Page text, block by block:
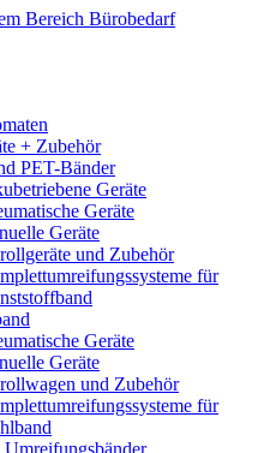
+ Zubehör
PET-Bänder
Geräte
Geräte
Geräte
und Zubehör
für
Geräte
Geräte
und Zubehör
für